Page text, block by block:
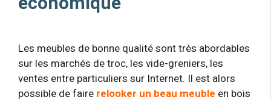
Les meubles de bonne qualité sont très abordables
sur les marchés de troc, les vide-greniers, les
ventes entre particuliers sur Internet. Il est alors
possible de faire relooker un beau meuble en bois